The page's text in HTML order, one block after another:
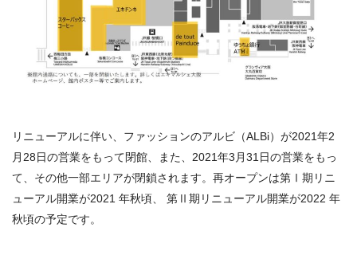
リニューアルに伴い、ファッションのアルビ（ALBi）が2021年2
月28日の営業をもって閉館、また、2021年3月31日の営業をもっ
て、その他一部エリアが閉鎖されます。再オープンは第Ⅰ期リニ
ューアル開業が2021 年秋頃、 第Ⅱ期リニューアル開業が2022 年
秋頃の予定です。